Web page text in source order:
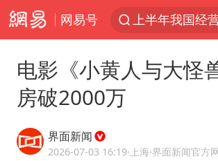
网易号
《披荆斩棘
电影《小黄人与大怪
房破2000万
界面新闻
2026-07-03 16:19·上海·界面新闻官方